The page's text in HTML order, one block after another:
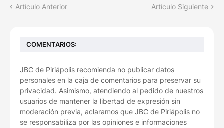
Artículo Anterior Artículo Siguiente
COMENTARIOS:
JBC de Piriápolis recomienda no publicar datos
personales en la caja de comentarios para preservar su
privacidad. Asimismo, atendiendo al pedido de nuestros
usuarios de mantener la libertad de expresión sin
moderación previa, aclaramos que JBC de Piriápolis no
se responsabiliza por las opiniones e informaciones